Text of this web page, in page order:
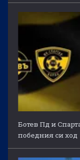
Ботев Пд и
победния си ход